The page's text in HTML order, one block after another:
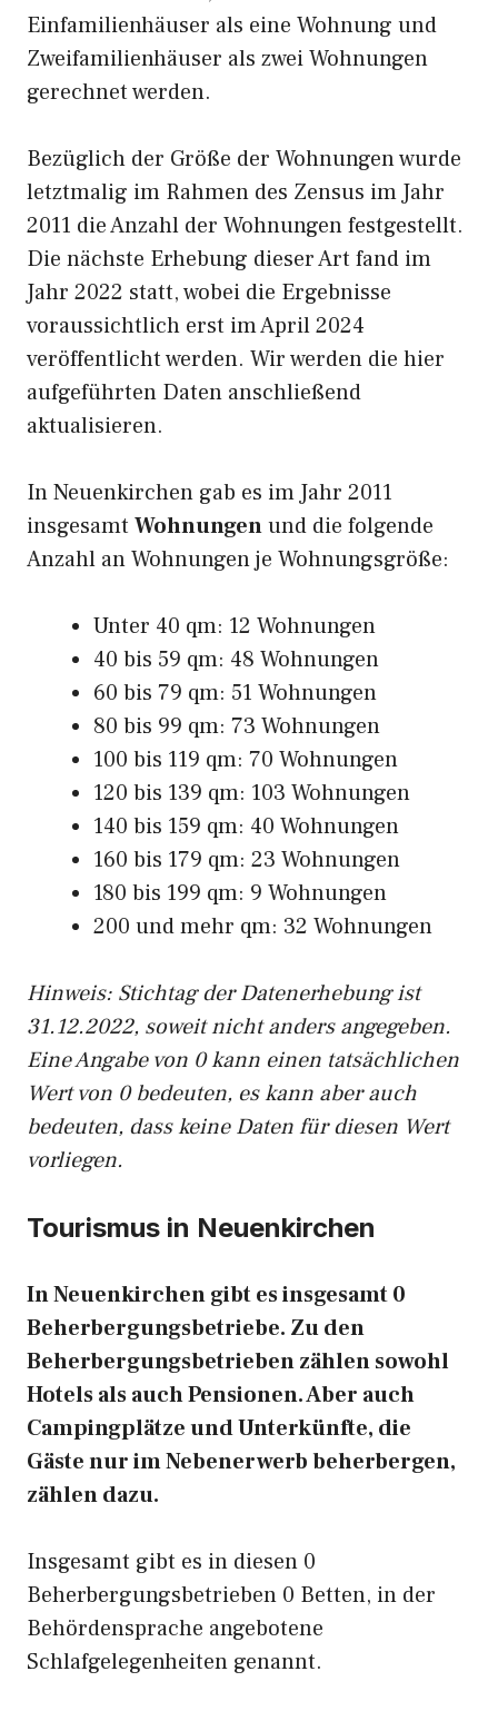
Einfamilienhäuser als eine Wohnung und
Zweifamilienhäuser als zwei Wohnungen
gerechnet werden.
Bezüglich der Größe der Wohnungen wurde
letztmalig im Rahmen des Zensus im Jahr
2011 die Anzahl der Wohnungen festgestellt.
Die nächste Erhebung dieser Art fand im
Jahr 2022 statt, wobei die Ergebnisse
voraussichtlich erst im April 2024
veröffentlicht werden. Wir werden die hier
aufgeführten Daten anschließend
aktualisieren.
In Neuenkirchen gab es im Jahr 2011
insgesamt Wohnungenund die folgende
Anzahl an Wohnungen je Wohnungsgröße:
Unter 40 qm: 12 Wohnungen
40 bis 59 qm: 48 Wohnungen
60 bis 79 qm: 51 Wohnungen
80 bis 99 qm: 73 Wohnungen
100 bis 119 qm: 70 Wohnungen
120 bis 139 qm: 103 Wohnungen
140 bis 159 qm: 40 Wohnungen
160 bis 179 qm: 23 Wohnungen
180 bis 199 qm: 9 Wohnungen
200 und mehr qm: 32 Wohnungen
Hinweis: Stichtag der Datenerhebung ist
31.12.2022, soweit nicht anders angegeben.
Eine Angabe von 0 kann einen tatsächlichen
Wert von 0 bedeuten, es kann aber auch
bedeuten, dass keine Daten für diesen Wert
vorliegen.
Tourismus in Neuenkirchen
In Neuenkirchen gibt es insgesamt 0
Beherbergungsbetriebe. Zu den
Beherbergungsbetrieben zählen sowohl
Hotels als auch Pensionen. Aber auch
Campingplätze und Unterkünfte, die
Gäste nur im Nebenerwerb beherbergen,
zählen dazu.
Insgesamt gibt es in diesen 0
Beherbergungsbetrieben 0 Betten, in der
Behördensprache angebotene
Schlafgelegenheiten genannt.